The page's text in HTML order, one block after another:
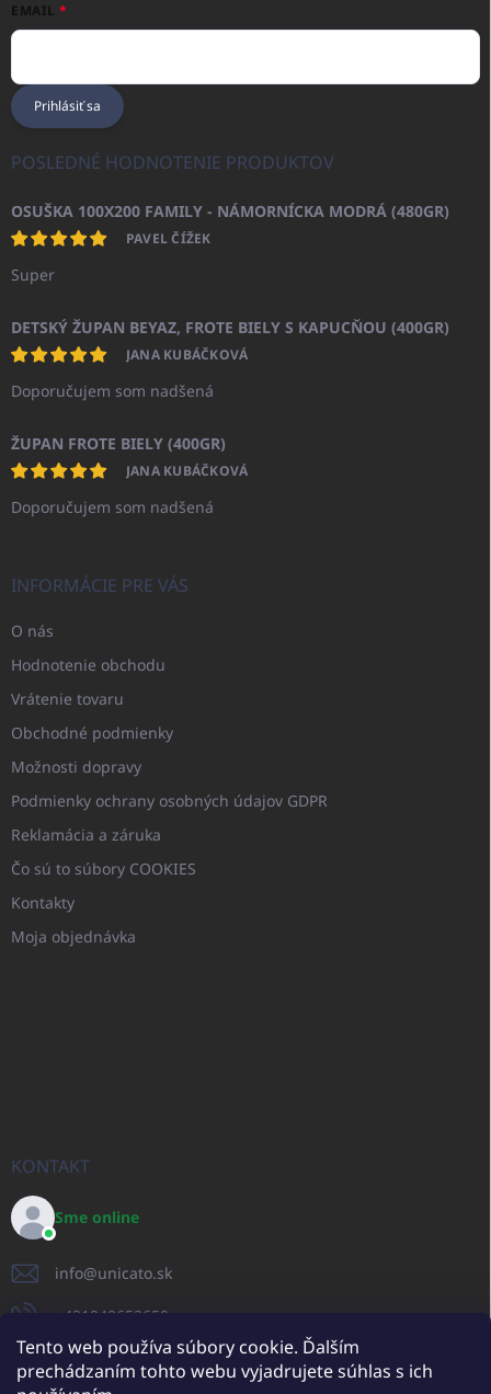
Tento web používa súbory cookie. Ďalším
prechádzaním tohto webu vyjadrujete súhlas s ich
EMAIL
Prihlásiť sa
POSLEDNÉ HODNOTENIE PRODUKTOV
OSUŠKA 100X200 FAMILY - NÁMORNÍCKA MODRÁ (480GR)
PAVEL ČÍŽEK
Super
DETSKÝ ŽUPAN BEYAZ, FROTE BIELY S KAPUCŇOU (400GR)
JANA KUBÁČKOVÁ
Doporučujem som nadšená
ŽUPAN FROTE BIELY (400GR)
JANA KUBÁČKOVÁ
Doporučujem som nadšená
INFORMÁCIE PRE VÁS
O nás
Hodnotenie obchodu
Vrátenie tovaru
Obchodné podmienky
Možnosti dopravy
Podmienky ochrany osobných údajov GDPR
Reklamácia a záruka
Čo sú to súbory COOKIES
Kontakty
Moja objednávka
KONTAKT
Sme online
info@unicato.sk
+421940652650